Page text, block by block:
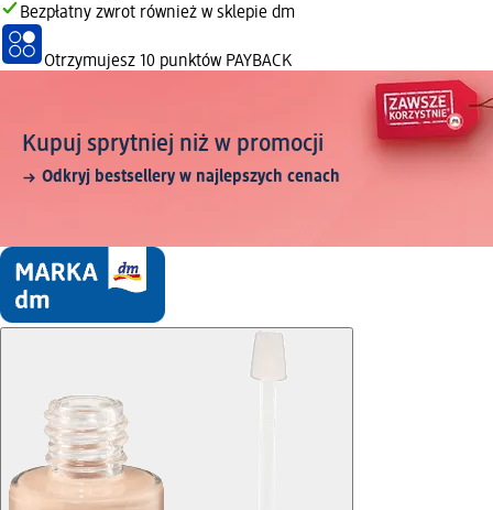
Bezpłatny zwrot również w sklepie dm
Otrzymujesz 10 punktów PAYBACK
Kupuj sprytniej niż w promocji
Odkryj bestsellery w najlepszych cenach